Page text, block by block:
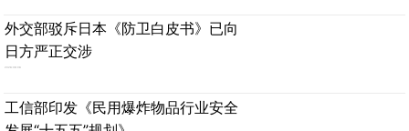
外交部驳斥日本《防卫白皮书》已向
日方严正交涉
2026-08-06
工信部印发《民用爆炸物品行业安全